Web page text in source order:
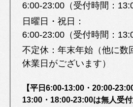
6:00-23:00（受付時間：
日曜日・祝日：
6:00-23:00（受付時間：
不定休： 年末年始 （他に数
休業日がございます）
【平日6:00-13:00・20:00-
13:00・18:00-23:00は無人受